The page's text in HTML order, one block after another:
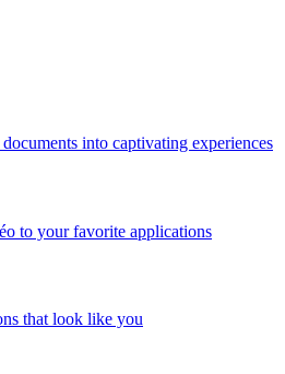
into captivating experiences
to your favorite applications
that look like you